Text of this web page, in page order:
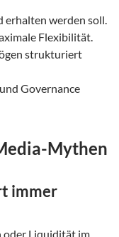
werden soll.
Flexibilität.
strukturiert
Governance
Mythen
immer
oder Liquidität im